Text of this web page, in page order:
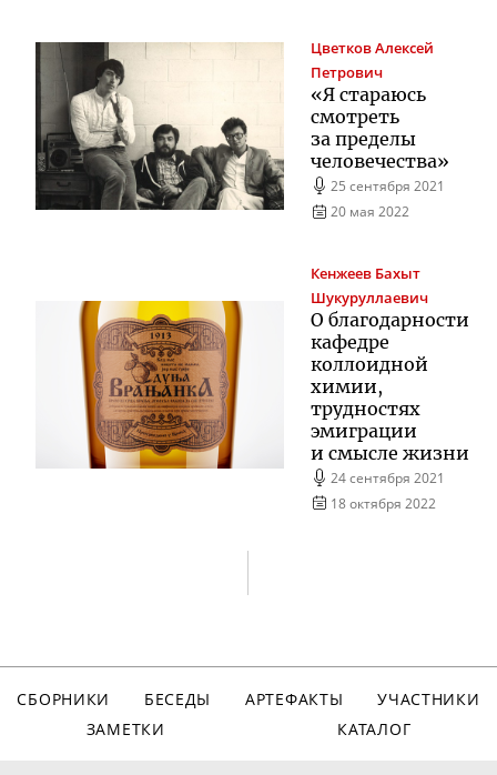
ЦветковАлексей
Петрович
«Я стараюсь
смотреть
за пределы
человечества»
25 сентября 2021
20 мая 2022
Кенжеев Бахыт
Шукуруллаевич
О благодарности
кафедре
коллоидной
химии,
трудностях
эмиграции
и смысле жизни
24 сентября 2021
18 октября 2022
СБОРНИКИ БЕСЕДЫ АРТЕФАКТЫ
УЧАСТНИКИ
ЗАМЕТКИ
КАТАЛОГ